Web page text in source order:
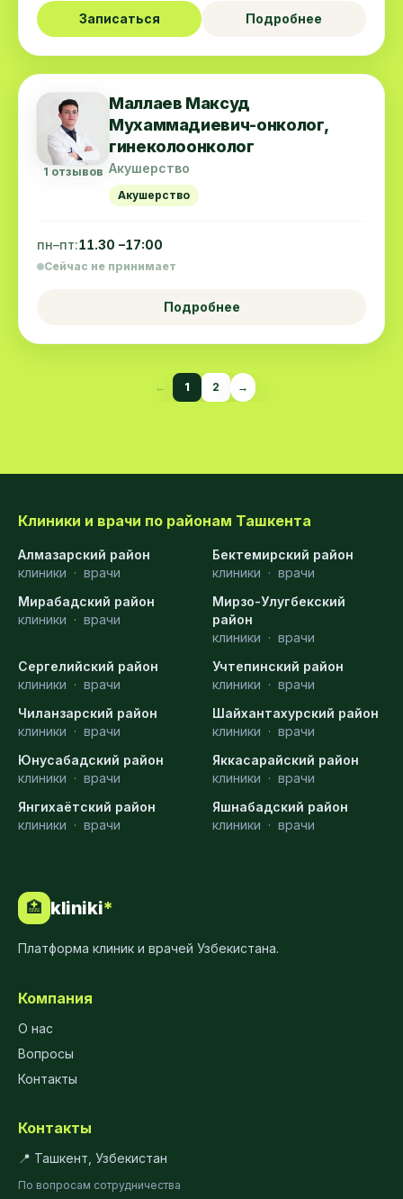
Записаться Подробнее
1 отзывов
Маллаев Максуд
Мухаммадиевич-онколог,
гинеколоонколог
Акушерство
Акушерство
пн–пт:11.30 –17:00
Сейчас не принимает
Подробнее
← 1 2 →
Клиники и врачи по районам Ташкента
Алмазарский район
клиники · врачи
Бектемирский район
клиники · врачи
Мирабадский район
клиники · врачи
Мирзо-Улугбекский
район
клиники · врачи
Сергелийский район
клиники · врачи
Учтепинский район
клиники · врачи
Чиланзарский район
клиники · врачи
Шайхантахурский район
клиники · врачи
Юнусабадский район
клиники · врачи
Яккасарайский район
клиники · врачи
Янгихаётский район
клиники · врачи
Яшнабадский район
клиники · врачи
🏥 kliniki*
Платформа клиник и врачей Узбекистана.
Компания
О нас
Вопросы
Контакты
Контакты
📍 Ташкент, Узбекистан
По вопросам сотрудничества